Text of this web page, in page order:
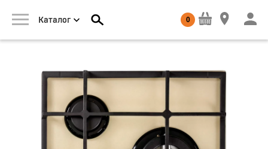
Каталог 0